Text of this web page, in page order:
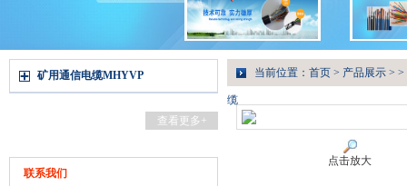
矿用通信电缆MHYVP
查看更多+
联系我们
当前位置： 首页 > 产品展示 > >
缆
点击放大